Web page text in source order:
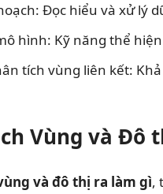
Đọc hiểu và xử lý
hình: Kỹ năng thể
tích vùng liên kết:
Vùng và Đô
và đô thị ra làm gì,